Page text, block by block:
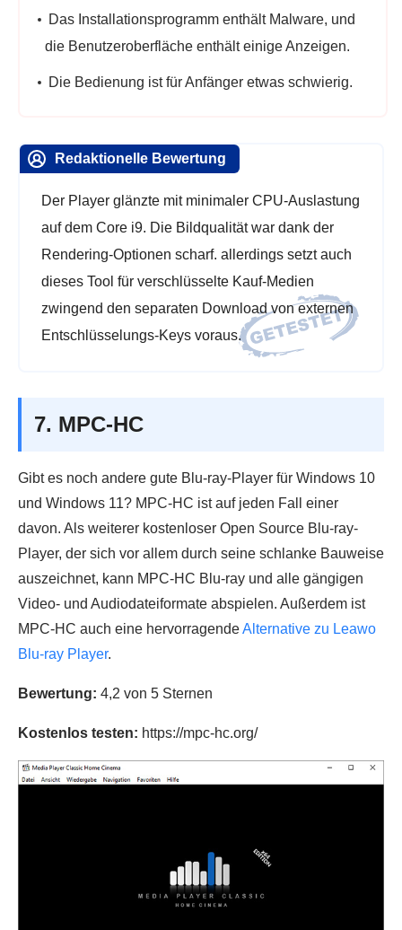
Das Installationsprogramm enthält Malware, und
die Benutzeroberfläche enthält einige Anzeigen.
Die Bedienung ist für Anfänger etwas schwierig.
Redaktionelle Bewertung
Der Player glänzte mit minimaler CPU-Auslastung
auf dem Core i9. Die Bildqualität war dank der
Rendering-Optionen scharf. allerdings setzt auch
dieses Tool für verschlüsselte Kauf-Medien
zwingend den separaten Download von externen
Entschlüsselungs-Keys voraus.
7. MPC-HC
Gibt es noch andere gute Blu-ray-Player für Windows 10
und Windows 11? MPC-HC ist auf jeden Fall einer
davon. Als weiterer kostenloser Open Source Blu-ray-
Player, der sich vor allem durch seine schlanke Bauweise
auszeichnet, kann MPC-HC Blu-ray und alle gängigen
Video- und Audiodateiformate abspielen. Außerdem ist
MPC-HC auch eine hervorragendeAlternative zu Leawo
Blu-ray Player.
Bewertung: 4,2 von 5 Sternen
Kostenlos testen: https://mpc-hc.org/